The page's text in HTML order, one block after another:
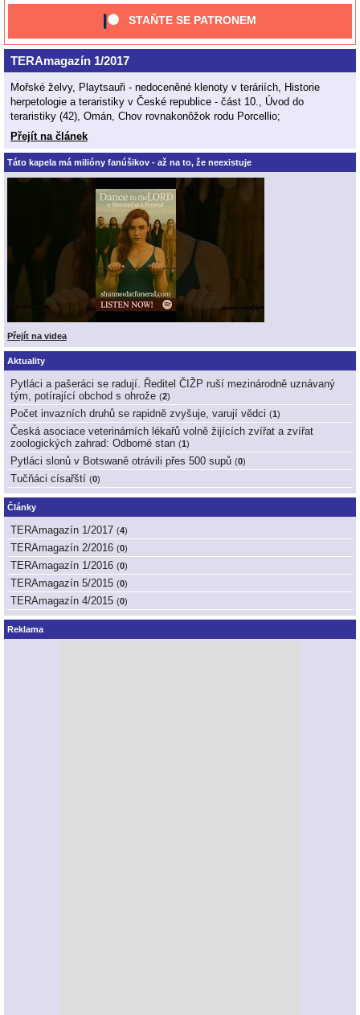
STAŇTE SE PATRONEM
TERAmagazín 1/2017
Mořské želvy, Playtsauři - nedoceněné klenoty v teráriích, Historie
herpetologie a teraristiky v České republice - část 10., Úvod do
teraristiky (42), Omán, Chov rovnakonôžok rodu Porcellio;
Přejít na článek
Táto kapela má milióny fanúšikov - až na to, že neexistuje
Přejít na videa
Aktuality
Pytláci a pašeráci se radují. Ředitel ČIŽP ruší mezinárodně uznávaný
tým, potírající obchod s ohrože (2)
Počet invazních druhů se rapidně zvyšuje, varují vědci (1 )
Česká asociace veterinárních lékařů volně žijících zvířat a zvířat
zoologických zahrad: Odborné stan (1 )
Pytláci slonů v Botswaně otrávili přes 500 supů (0)
Tučňáci císařští (0)
Články
TERAmagazín 1/2017 (4)
TERAmagazín 2/2016 (0)
TERAmagazín 1/2016 (0)
TERAmagazín 5/2015 (0)
TERAmagazín 4/2015 (0)
Reklama